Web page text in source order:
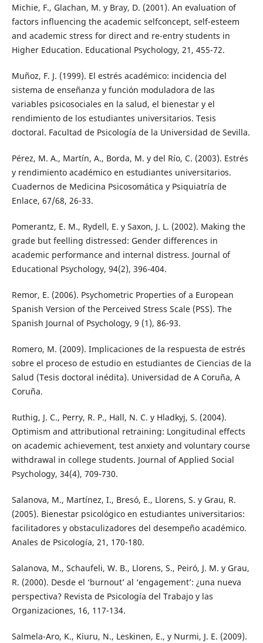
Michie, F., Glachan, M. y Bray, D. (2001). An evaluation of
factors influencing the academic selfconcept, self-esteem
and academic stress for direct and re-entry students in
Higher Education. Educational Psychology, 21, 455-72.
Muñoz, F. J. (1999). El estrés académico: incidencia del
sistema de enseñanza y función moduladora de las
variables psicosociales en la salud, el bienestar y el
rendimiento de los estudiantes universitarios. Tesis
doctoral. Facultad de Psicología de la Universidad de Sevilla.
Pérez, M. A., Martín, A., Borda, M. y del Río, C. (2003). Estrés
y rendimiento académico en estudiantes universitarios.
Cuadernos de Medicina Psicosomática y Psiquiatría de
Enlace, 67/68, 26-33.
Pomerantz, E. M., Rydell, E. y Saxon, J. L. (2002). Making the
grade but feelling distressed: Gender differences in
academic performance and internal distress. Journal of
Educational Psychology, 94(2), 396-404.
Remor, E. (2006). Psychometric Properties of a European
Spanish Version of the Perceived Stress Scale (PSS). The
Spanish Journal of Psychology, 9 (1), 86-93.
Romero, M. (2009). Implicaciones de la respuesta de estrés
sobre el proceso de estudio en estudiantes de Ciencias de la
Salud (Tesis doctoral inédita). Universidad de A Coruña, A
Coruña.
Ruthig, J. C., Perry, R. P., Hall, N. C. y Hladkyj, S. (2004).
Optimism and attributional retraining: Longitudinal effects
on academic achievement, test anxiety and voluntary course
withdrawal in college students. Journal of Applied Social
Psychology, 34(4), 709-730.
Salanova, M., Martínez, I., Bresó, E., Llorens, S. y Grau, R.
(2005). Bienestar psicológico en estudiantes universitarios:
facilitadores y obstaculizadores del desempeño académico.
Anales de Psicología, 21, 170-180.
Salanova, M., Schaufeli, W. B., Llorens, S., Peiró, J. M. y Grau,
R. (2000). Desde el ‘burnout’ al ‘engagement’: ¿una nueva
perspectiva? Revista de Psicología del Trabajo y las
Organizaciones, 16, 117-134.
Salmela-Aro, K., Kiuru, N., Leskinen, E., y Nurmi, J. E. (2009).